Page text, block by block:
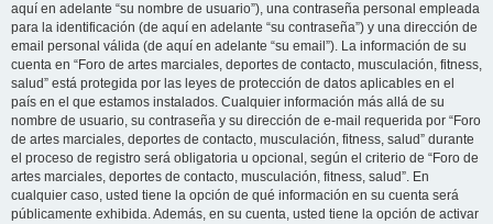
aquí en adelante “su nombre de usuario”), una contraseña personal empleada
para la identificación (de aquí en adelante “su contraseña”) y una dirección de
email personal válida (de aquí en adelante “su email”). La información de su
cuenta en “Foro de artes marciales, deportes de contacto, musculación, fitness,
salud” está protegida por las leyes de protección de datos aplicables en el
país en el que estamos instalados. Cualquier información más allá de su
nombre de usuario, su contraseña y su dirección de e-mail requerida por “Foro
de artes marciales, deportes de contacto, musculación, fitness, salud” durante
el proceso de registro será obligatoria u opcional, según el criterio de “Foro de
artes marciales, deportes de contacto, musculación, fitness, salud”. En
cualquier caso, usted tiene la opción de qué información en su cuenta será
públicamente exhibida. Además, en su cuenta, usted tiene la opción de activar